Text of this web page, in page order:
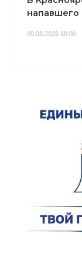
напавшего
09.08.2026 18:00